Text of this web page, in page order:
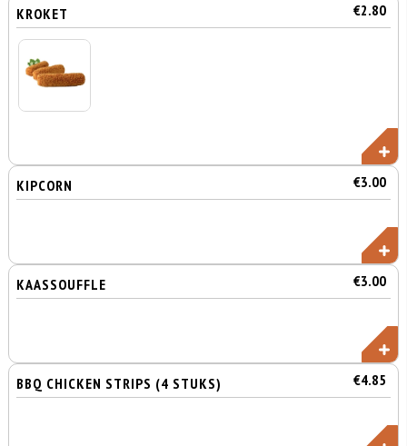
KROKET €2.80
KIPCORN €3.00
KAASSOUFFLE €3.00
BBQ CHICKEN STRIPS (4 STUKS) €4.85